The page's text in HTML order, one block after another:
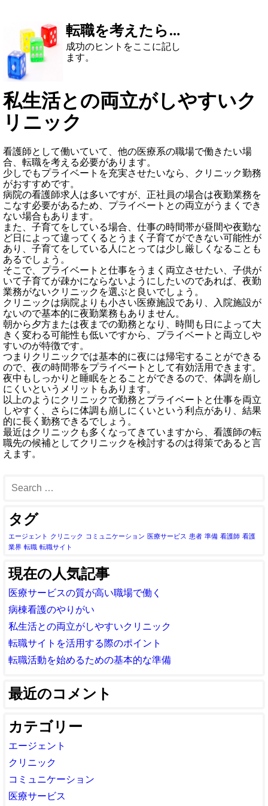
転職を考えたら…
成功のヒントをここに記し
ます。
私生活との両立がしやすいク
リニック
看護師として働いていて、他の医療系の職場で働きたい場
合、転職を考える必要があります。
少しでもプライベートを充実させたいなら、クリニック勤務
がおすすめです。
病院の看護師求人は多いですが、正社員の場合は夜勤業務を
こなす必要があるため、プライベートとの両立がうまくでき
ない場合もあります。
また、子育てをしている場合、仕事の時間帯が昼間や夜勤な
ど日によって違ってくるとうまく子育てができない可能性が
あり、子育てをしている人にとっては少し厳しくなることも
あるでしょう。
そこで、プライベートと仕事をうまく両立させたい、子供が
いて子育てが疎かにならないようにしたいのであれば、夜勤
業務がないクリニックを選ぶと良いでしょう。
クリニックは病院よりも小さい医療施設であり、入院施設が
ないので基本的に夜勤業務もありません。
朝から夕方または夜までの勤務となり、時間も日によって大
きく変わる可能性も低いですから、プライベートと両立しや
すいのが特徴です。
つまりクリニックでは基本的に夜には帰宅することができる
ので、夜の時間帯をプライベートとして有効活用できます。
夜中もしっかりと睡眠をとることができるので、体調を崩し
にくいというメリットもあります。
以上のようにクリニックで勤務とプライベートと仕事を両立
しやすく、さらに体調も崩しにくいという利点があり、結果
的に長く勤務できるでしょう。
最近はクリニックも多くなってきていますから、看護師の転
職先の候補としてクリニックを検討するのは得策であると言
えます。
タグ
エージェント クリニック コミュニケーション 医療サービス 患者 準備 看護師 看護
業界 転職 転職サイト
現在の人気記事
医療サービスの質が高い職場で働く
病棟看護のやりがい
私生活との両立がしやすいクリニック
転職サイトを活用する際のポイント
転職活動を始めるための基本的な準備
最近のコメント
カテゴリー
エージェント
クリニック
コミュニケーション
医療サービス